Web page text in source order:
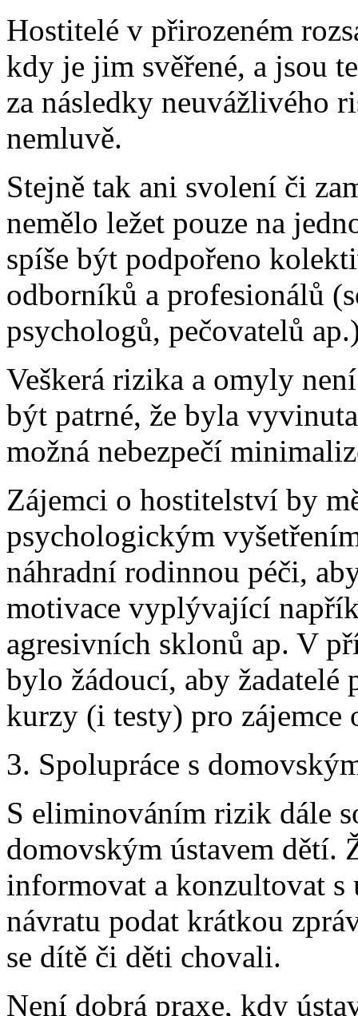
Hostitelé v přirozeném
kdy je jim svěřené, a jsou
za následky neuvážlivého
nemluvě.
Stejně tak ani svolení či
nemělo ležet pouze na
spíše být podpořeno
odborníků a profesionálů
psychologů, pečovatelů
Veškerá rizika a omyly
být patrné, že byla
možná nebezpečí
Zájemci o hostitelství by
psychologickým
náhradní rodinnou péči,
motivace vyplývající
agresivních sklonů ap. V
bylo žádoucí, aby
kurzy (i testy) pro zájemce
3. Spolupráce s
S eliminováním rizik dále
domovským ústavem dětí.
informovat a konzultovat s
návratu podat krátkou
se dítě či děti chovali.
Není dobrá praxe, kdy